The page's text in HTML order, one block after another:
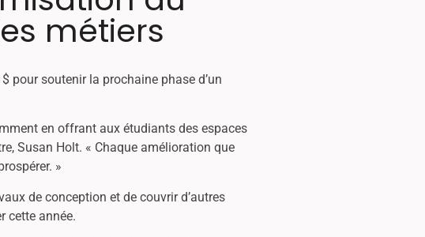
métiers
pour soutenir la prochaine phase d’un
en offrant aux étudiants des espaces
Susan Holt. « Chaque amélioration que
»
de conception et de couvrir d’autres
cette année.